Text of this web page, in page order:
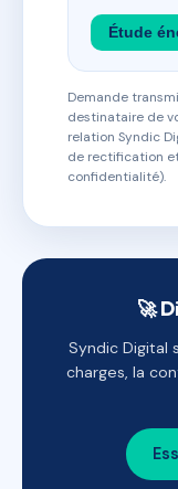
Étude
Demande
destinataire de
relation Syndic
de rectification
confidentialité).
🚀
Syndic Digital
charges, la